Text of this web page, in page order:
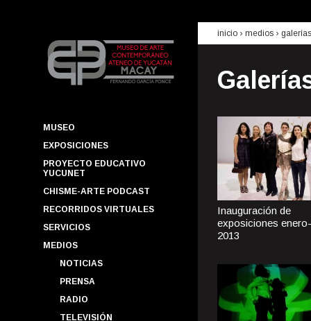
MUSEO
EXPOSICIONES
PROYECTO EDUCATIVO
YUCUNET
CHISME-ARTE PODCAST
RECORRIDOS VIRTUALES
SERVICIOS
MEDIOS
NOTICIAS
PRENSA
RADIO
TELEVISIÓN
inicio › medios › galerías
Inauguración de
exposiciones
2013